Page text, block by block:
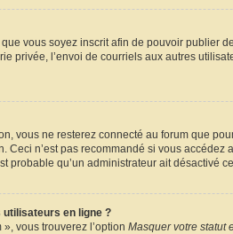
vous soyez inscrit afin de pouvoir
l’envoi de courriels aux autres
vous ne resterez connecté au forum que
n’est pas recommandé si vous
probable qu’un administrateur ait désactivé
utilisateurs en ligne ?
vous trouverez l’option Masquer votre statut